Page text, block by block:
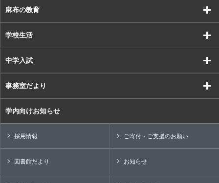
麻布の教育
学校生活
中学入試
事務室だより
学内向けお知らせ
採用情報 ご寄付・ご支援のお願い
図書館だより お知らせ